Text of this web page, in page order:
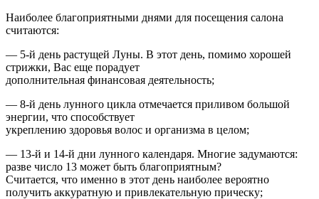
Наиболее благоприятными днями для посещения салона
считаются:
— 5-й день растущей Луны. В этот день, помимо хорошей
стрижки, Вас еще порадует
дополнительная финансовая деятельность;
— 8-й день лунного цикла отмечается приливом большой
энергии, что способствует
укреплению здоровья волос и организма в целом;
— 13-й и 14-й дни лунного календаря. Многие задумаются:
разве число 13 может быть благоприятным?
Считается, что именно в этот день наиболее вероятно
получить аккуратную и привлекательную прическу;